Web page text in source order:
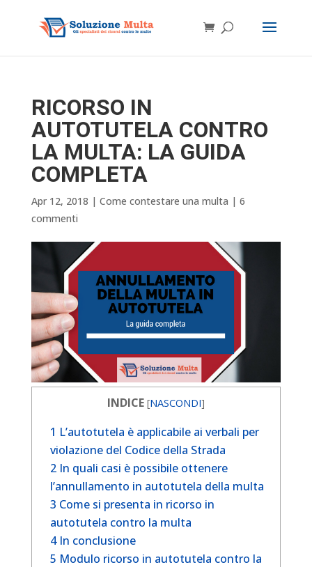
RICORSO IN
AUTOTUTELA CONTRO
LA MULTA: LA GUIDA
COMPLETA
Apr 12, 2018 | Come contestare una multa | 6
commenti
INDICE [NASCONDI]
1 L’autotutela è applicabile ai verbali per
violazione del Codice della Strada
2In quali casi è possibile ottenere
l’annullamento in autotutela della multa
3 Come si presenta in ricorso in
autotutela contro la multa
4In conclusione
5 Modulo ricorso in autotutela contro la